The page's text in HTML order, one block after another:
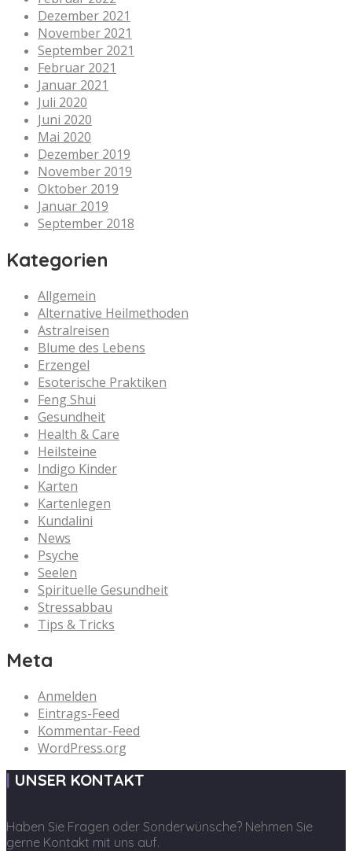
Dezember 2021
November 2021
September 2021
Februar 2021
Januar 2021
Juli 2020
Juni 2020
Mai 2020
Dezember 2019
November 2019
Oktober 2019
Januar 2019
September 2018
Kategorien
Allgemein
Alternative Heilmethoden
Astralreisen
Blume des Lebens
Erzengel
Esoterische Praktiken
Feng Shui
Gesundheit
Health & Care
Heilsteine
Indigo Kinder
Karten
Kartenlegen
Kundalini
News
Psyche
Seelen
Spirituelle Gesundheit
Stressabbau
Tips & Tricks
Meta
Anmelden
Eintrags-Feed
Kommentar-Feed
WordPress.org
UNSER KONTAKT
Haben Sie Fragen oder Sonderwünsche? Nehmen Sie
gerne Kontakt mit uns auf.